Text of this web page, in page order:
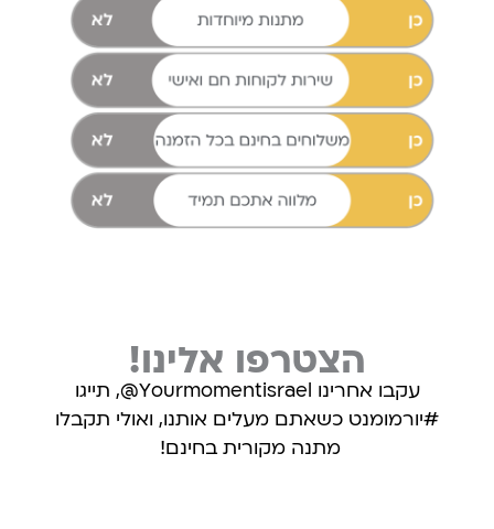
הצטרפו אלינו!
עקבו אחרינו Yourmomentisrael@, תייגו
#יורמומנט כשאתם מעלים אותנו, ואולי תקבלו
מתנה מקורית בחינם!